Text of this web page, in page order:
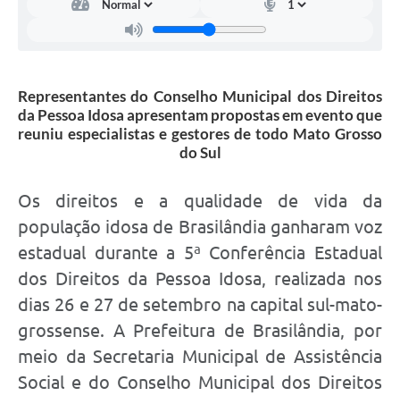
Representantes do Conselho Municipal dos Direitos
da Pessoa Idosa apresentam propostas em evento que
reuniu especialistas e gestores de todo Mato Grosso
do Sul
Os direitos e a qualidade de vida da
população idosa de Brasilândia ganharam voz
estadual durante a 5ª Conferência Estadual
dos Direitos da Pessoa Idosa, realizada nos
dias 26 e 27 de setembro na capital sul-mato-
grossense. A Prefeitura de Brasilândia, por
meio da Secretaria Municipal de Assistência
Social e do Conselho Municipal dos Direitos